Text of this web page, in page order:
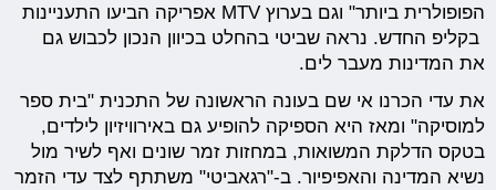
הפופולרית ביותר" וגם בערוץ MTV אפריקה הביעו התעניינות
בקליפ החדש. נראה שביטי בהחלט בכיוון הנכון לכבוש גם
את המדינות מעבר לים.
את עדי הכרנו אי שם בעונה הראשונה של התכנית "בית ספר
למוסיקה" ומאז היא הספיקה להופיע גם באירוויזיון לילדים,
בטקס הדלקת המשואות, במחזות זמר שונים ואף לשיר מול
נשיא המדינה והאפיפיור. ב-"רגאביטי" משתתף לצד עדי הזמר